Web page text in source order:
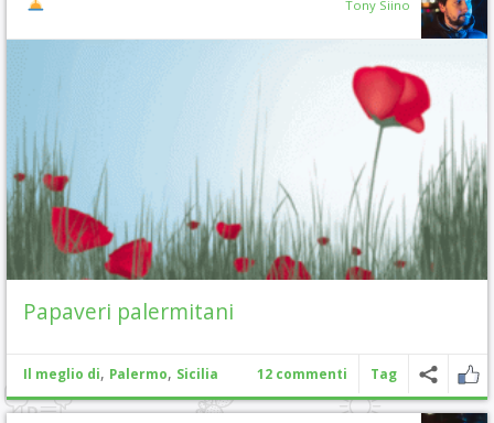
Tony Siino
Papaveri palermitani
Il meglio di, Palermo, Sicilia 12 commenti Tag